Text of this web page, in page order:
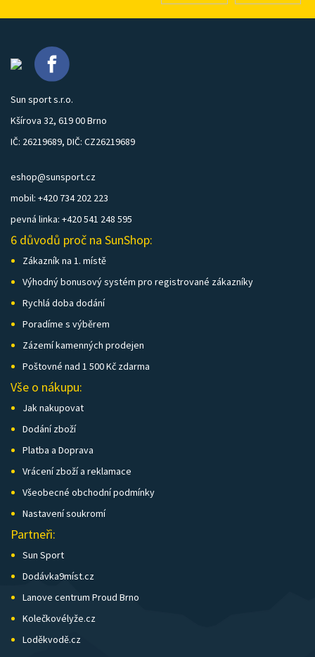
Sun sport s.r.o.
Kšírova 32, 619 00 Brno
IČ: 26219689, DIČ: CZ26219689
eshop@sunsport.cz
mobil: +420 734 202 223
pevná linka: +420 541 248 595
6 důvodů proč na SunShop:
Zákazník na 1. místě
Výhodný bonusový systém pro registrované zákazníky
Rychlá doba dodání
Poradíme s výběrem
Zázemí kamenných prodejen
Poštovné nad 1 500 Kč zdarma
Vše o nákupu:
Jak nakupovat
Dodání zboží
Platba a Doprava
Vrácení zboží a reklamace
Všeobecné obchodní podmínky
Nastavení soukromí
Partneři:
Sun Sport
Dodávka9míst.cz
Lanove centrum Proud Brno
Kolečkovélyže.cz
Loděkvodě.cz